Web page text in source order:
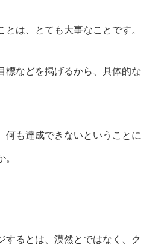
とは、とても大事なことです。
標などを掲げるから、具体的な
何も達成できないということに
するとは、漠然とではなく、ク